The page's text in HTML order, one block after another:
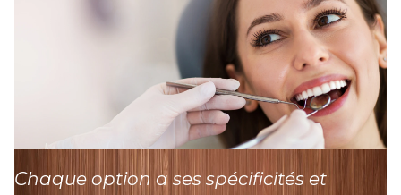
Chaque option a ses spécificités et